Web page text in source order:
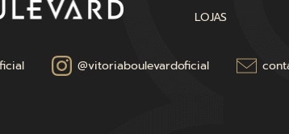
LOJAS
@vitoriaboulevardoficial